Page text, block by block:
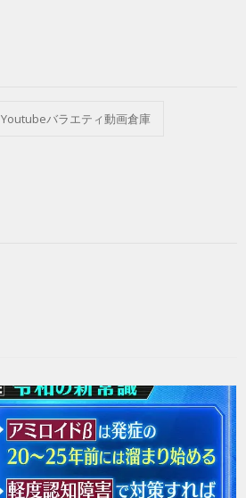
Youtubeバラエティ動画倉庫